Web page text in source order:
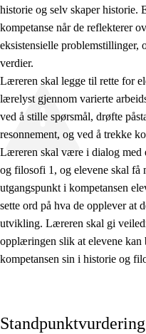
historie og selv skaper historie.
kompetanse når de reflekterer
eksistensielle problemstillinger,
verdier.
Læreren skal legge til rette for
lærelyst gjennom varierte
ved å stille spørsmål, drøfte
resonnement, og ved å trekke
Læreren skal være i dialog med
og filosofi 1, og elevene skal få
utgangspunkt i kompetansen
sette ord på hva de opplever at
utvikling. Læreren skal gi
opplæringen slik at elevene
kompetansen sin i historie og
Standpunktvurdering